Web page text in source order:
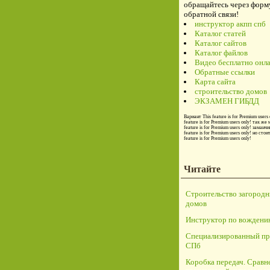
обращайтесь через
обратной связи!
инструктор акпп спб
Каталог статей
Каталог сайтов
Каталог файлов
Видео бесплатно
Обратные ссылки
Карта сайта
строительство домов
ЭКЗАМЕН ГИБДД
Вариант This feature is for Premium users
feature is for Premium users only! так же
feature is for Premium users only!
feature is for Premium users only! но
feature is for Premium users only!
Читайте
Строительство
домов
Инструктор по
Специализированный
СПб
Коробка передач.